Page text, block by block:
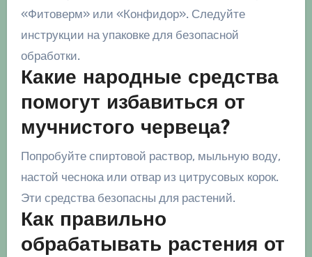
«Фитоверм» или «Конфидор». Следуйте
инструкции на упаковке для безопасной
обработки.
Какие народные средства
помогут избавиться от
мучнистого червеца?
Попробуйте спиртовой раствор, мыльную воду,
настой чеснока или отвар из цитрусовых корок.
Эти средства безопасны для растений.
Как правильно
обрабатывать растения от